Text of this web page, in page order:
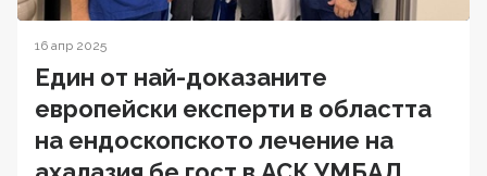
16 апр 2025
Един от най-доказаните
европейски експерти в областта
на ендоскопското лечение на